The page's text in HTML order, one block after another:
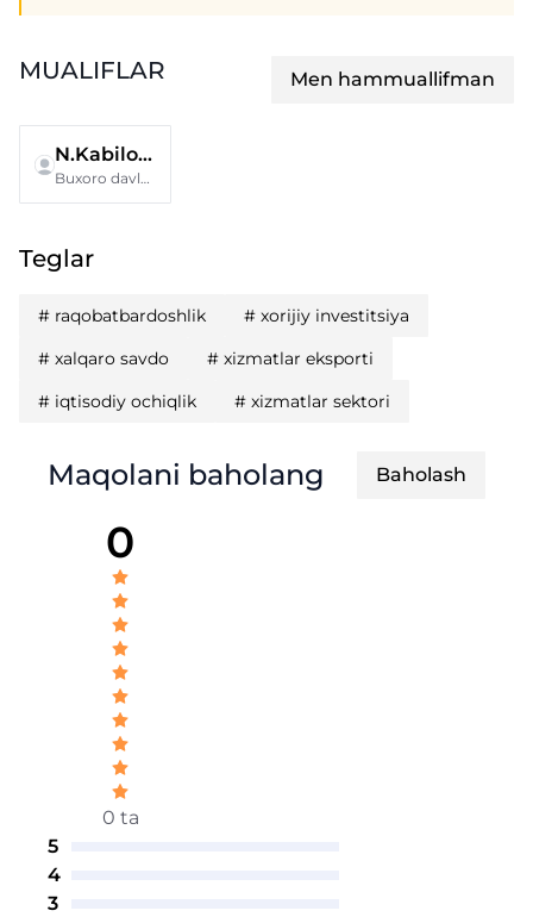
MUALIFLAR Men hammuallifman
N.Kabilova
Buxoro davlat texnika universiteti
Teglar
# raqobatbardoshlik # xorijiy investitsiya
# xalqaro savdo # xizmatlar eksporti
# iqtisodiy ochiqlik # xizmatlar sektori
Maqolani baholang Baholash
0
0 ta
5
4
3